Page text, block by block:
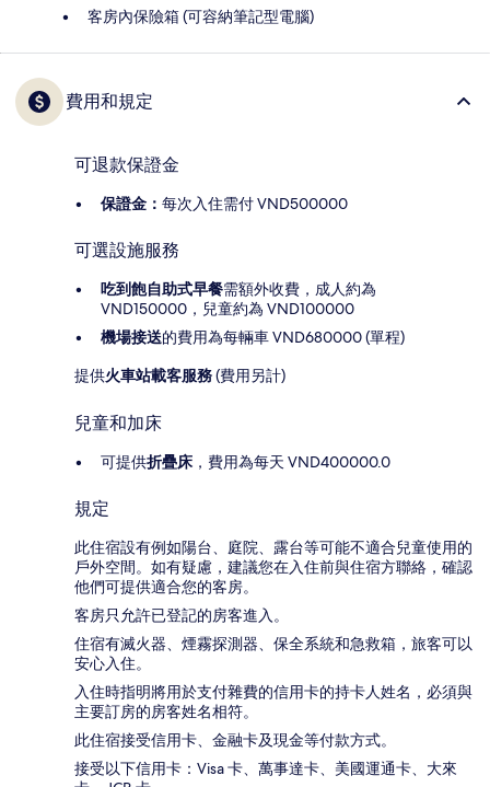
客房內保險箱 (可容納筆記型電腦)
費用和規定
可退款保證金
保證金： 每次入住需付 VND500000
可選設施服務
吃到飽自助式早餐需額外收費，成人約為
VND150000，兒童約為 VND100000
機場接送的費用為每輛車 VND680000 (單程)
提供火車站載客服務(費用另計)
兒童和加床
可提供折疊床 ，費用為每天 VND400000.0
規定
此住宿設有例如陽台、庭院、露台等可能不適合兒童使用的
戶外空間。如有疑慮，建議您在入住前與住宿方聯絡，確認
他們可提供適合您的客房。
客房只允許已登記的房客進入。
住宿有滅火器、煙霧探測器、保全系統和急救箱，旅客可以
安心入住。
入住時指明將用於支付雜費的信用卡的持卡人姓名，必須與
主要訂房的房客姓名相符。
此住宿接受信用卡、金融卡及現金等付款方式。
接受以下信用卡：Visa 卡、萬事達卡、美國運通卡、大來